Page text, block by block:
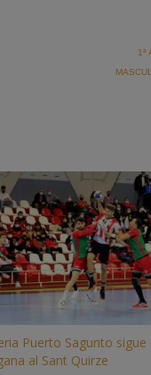
1ª
Puerto Sagunto sigue
al Sant Quirze